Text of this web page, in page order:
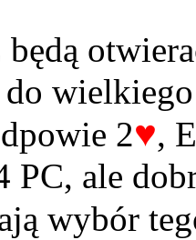
2♥,
PC, ale
wybór